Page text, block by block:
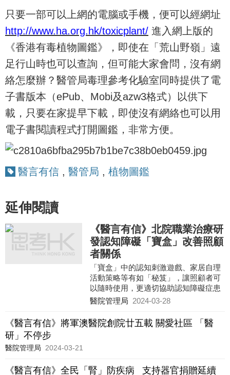
只要一部可以上網的電腦或手機，便可以經網址
http://www.ha.org.hk/toxicplant/ 進入網上版的
《香港有毒植物圖鑑》，即使在「荒山野嶺」遠
足行山時也可以查詢，但可能大家會問，沒有網
絡怎麼辦？醫管局毒理參考化驗室同時提供了電
子書版本（ePub、Mobi及azw3格式）以供下
載，只要在家提早下載，即使沒有網絡也可以用
電子書閱讀程式打開圖鑑，非常方便。
醫言有信 , 醫管局 , 植物圖鑑
延伸閱讀
《醫言有信》北院職業治療研
發認知障礙「寶盒」改善照顧
者關係
「寶盒」中的認知刺激遊戲、家居自理
活動策略等有如「秘笈」，讓照顧者可
以隨時使用，更適切協助認知障礙症患
者重拾自理能力。 認知障礙症是一種腦
醫院管理局 2024-03-28
《醫言有信》將軍澳醫院創院廿五載 關愛社區 「醫
研」不停步
醫院管理局 2024-03-21
《醫言有信》全民「腎」防疾病 支持器官捐贈延續